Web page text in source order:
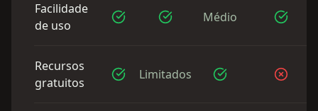
Facilidade
de uso
Médio
Recursos
gratuitos
Limitados